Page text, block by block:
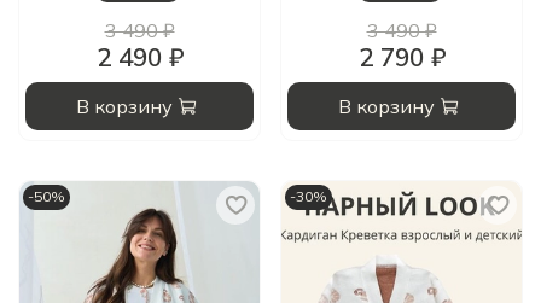
3 490 ₽
2 490 ₽
В корзину
3 490 ₽
2 790 ₽
В корзину
-50% -30%